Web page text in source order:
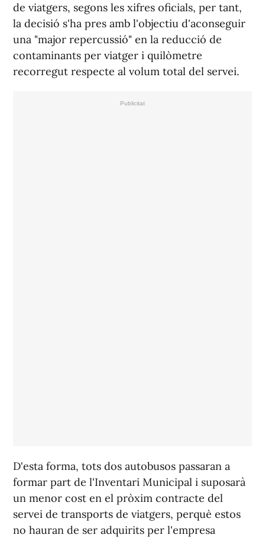
de viatgers, segons les xifres oficials, per tant,
la decisió s'ha pres amb l'objectiu d'aconseguir
una "major repercussió" en la reducció de
contaminants per viatger i quilòmetre
recorregut respecte al volum total del servei.
D'esta forma, tots dos autobusos passaran a
formar part de l'Inventari Municipal i suposarà
un menor cost en el pròxim contracte del
servei de transports de viatgers, perquè estos
no hauran de ser adquirits per l'empresa